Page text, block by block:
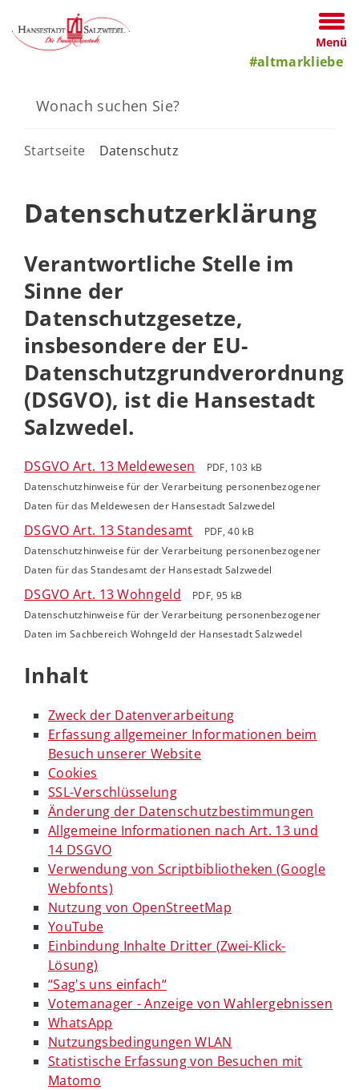
Menü
#altmarkliebe
Startseite Datenschutz
Datenschutzerklärung
Verantwortliche Stelle im
Sinne der
Datenschutzgesetze,
insbesondere der EU-
Datenschutzgrundverordnung
(DSGVO), ist die Hansestadt
Salzwedel.
DSGVO Art. 13 Meldewesen
PDF, 103 kB
Datenschutzhinweise für der Verarbeitung personenbezogener
Daten für das Meldewesen der Hansestadt Salzwedel
DSGVO Art. 13 Standesamt
PDF, 40 kB
Datenschutzhinweise für der Verarbeitung personenbezogener
Daten für das Standesamt der Hansestadt Salzwedel
DSGVO Art. 13 Wohngeld
PDF, 95 kB
Datenschutzhinweise für der Verarbeitung personenbezogener
Daten im Sachbereich Wohngeld der Hansestadt Salzwedel
Inhalt
Zweck der Datenverarbeitung
Erfassung allgemeiner Informationen beim
Besuch unserer Website
Cookies
SSL-Verschlüsselung
Änderung der Datenschutzbestimmungen
Allgemeine Informationen nach Art. 13 und
14 DSGVO
Verwendung von Scriptbibliotheken (Google
Webfonts)
Nutzung von OpenStreetMap
YouTube
Einbindung Inhalte Dritter (Zwei-Klick-
Lösung)
“Sag's uns einfach“
Votemanager - Anzeige von Wahlergebnissen
WhatsApp
Nutzungsbedingungen WLAN
Statistische Erfassung von Besuchen mit
Matomo